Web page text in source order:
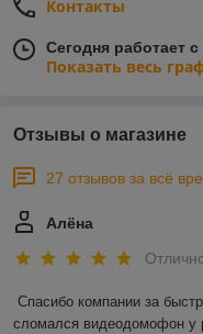
Контакты
Сегодня работает
Показать весь
Отзывы о магазине
27 отзывов за всё
Алёна
Спасибо компании за
сломался видеодомофон у